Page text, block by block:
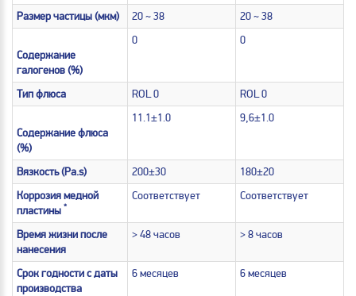
Размер частицы (мкм)
20 ~ 38 20 ~ 38
Содержание
галогенов (%)
0 0
Тип флюса ROL 0 ROL 0
Содержание флюса
(%)
11.1±1.0 9,6±1.0
Вязкость (Pa.s) 200±30
180±20
Коррозия медной
пластины *
Соответствует Соответствует
Время жизни после
нанесения
> 48 часов > 8 часов
Срок годности с даты
производства
6 месяцев 6 месяцев